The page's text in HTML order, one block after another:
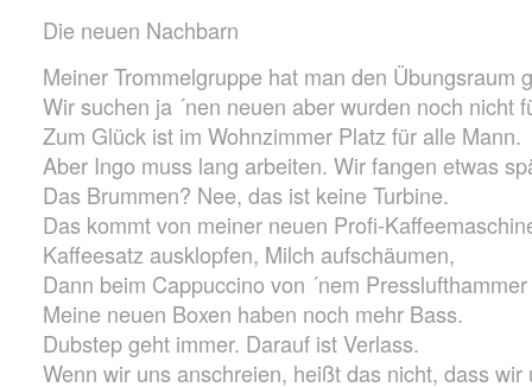
Die neuen Nachbarn
Meiner Trommelgruppe hat man den Übungsraum
Wir suchen ja ´nen neuen aber wurden noch nicht
Zum Glück ist im Wohnzimmer Platz für alle Mann.
Aber Ingo muss lang arbeiten. Wir fangen etwas
Das Brummen? Nee, das ist keine Turbine.
Das kommt von meiner neuen Profi-
Kaffeesatz ausklopfen, Milch aufschäumen,
Dann beim Cappuccino von ´nem
Meine neuen Boxen haben noch mehr Bass.
Dubstep geht immer. Darauf ist Verlass.
Wenn wir uns anschreien, heißt das nicht, dass wir